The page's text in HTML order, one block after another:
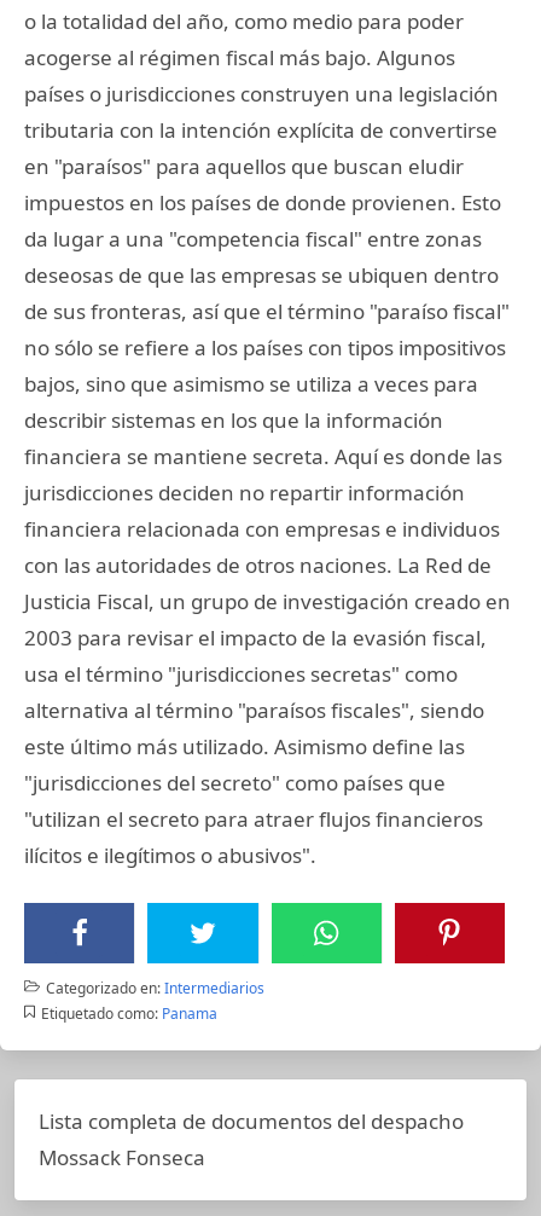
o la totalidad del año, como medio para poder
acogerse al régimen fiscal más bajo. Algunos
países o jurisdicciones construyen una legislación
tributaria con la intención explícita de convertirse
en "paraísos" para aquellos que buscan eludir
impuestos en los países de donde provienen. Esto
da lugar a una "competencia fiscal" entre zonas
deseosas de que las empresas se ubiquen dentro
de sus fronteras, así que el término "paraíso fiscal"
no sólo se refiere a los países con tipos impositivos
bajos, sino que asimismo se utiliza a veces para
describir sistemas en los que la información
financiera se mantiene secreta. Aquí es donde las
jurisdicciones deciden no repartir información
financiera relacionada con empresas e individuos
con las autoridades de otros naciones. La Red de
Justicia Fiscal, un grupo de investigación creado en
2003 para revisar el impacto de la evasión fiscal,
usa el término "jurisdicciones secretas" como
alternativa al término "paraísos fiscales", siendo
este último más utilizado. Asimismo define las
"jurisdicciones del secreto" como países que
"utilizan el secreto para atraer flujos financieros
ilícitos e ilegítimos o abusivos".
Categorizado en:Intermediarios
Etiquetado como: Panama
Lista completa de documentos del despacho
Mossack Fonseca